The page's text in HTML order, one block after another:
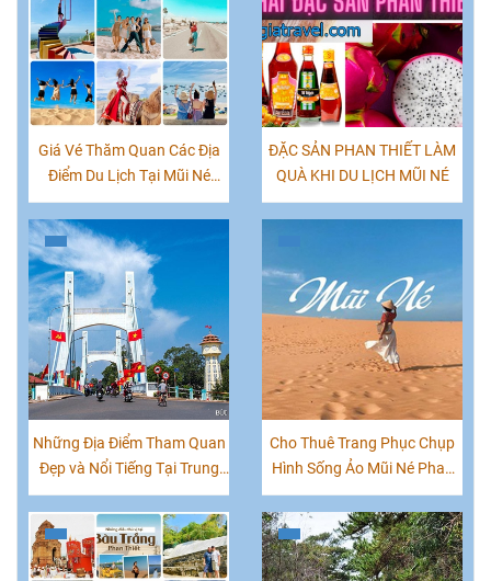
Giá Vé Thăm Quan Các Địa
Điểm Du Lịch Tại Mũi Né
Phan Thiết Mới Nhất
ĐẶC SẢN PHAN THIẾT LÀM
QUÀ KHI DU LỊCH MŨI NÉ
Những Địa Điểm Tham Quan
Đẹp và Nổi Tiếng Tại Trung
Tâm TP. Phan Thiết
Cho Thuê Trang Phục Chụp
Hình Sống Ảo Mũi Né Phan
Thiết|0847070777